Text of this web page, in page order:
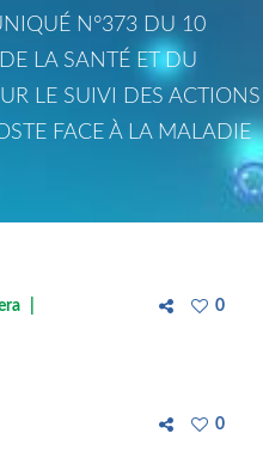
N°373 DU 10
LA SANTÉ ET DU
LE SUIVI DES ACTIONS
FACE À LA MALADIE
0
0